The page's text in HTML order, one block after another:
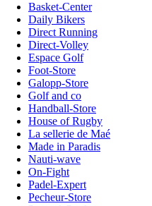
Basket-Center
Daily Bikers
Direct Running
Direct-Volley
Espace Golf
Foot-Store
Galopp-Store
Golf and co
Handball-Store
House of Rugby
La sellerie de Maé
Made in Paradis
Nauti-wave
On-Fight
Padel-Expert
Pecheur-Store